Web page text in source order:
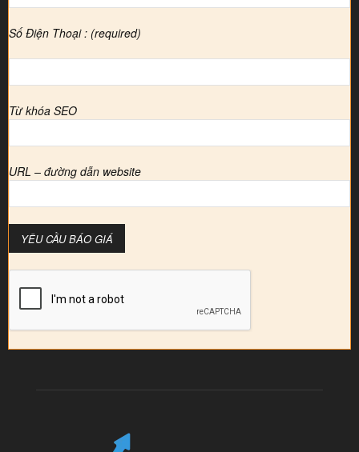
Số Điện Thoại : (required)
Từ khóa SEO
URL – đường dẫn website